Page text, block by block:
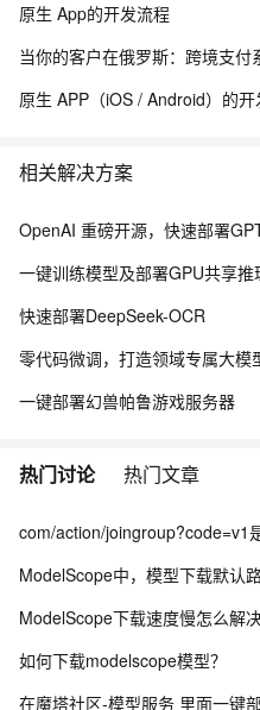
原生 App的开发流程
原生 APP（iOS / Android）的
相关解决方案
OpenAI 重磅开源，快速部署
一键训练模型及部署GPU共享推
快速部署DeepSeek-OCR
零代码微调，打造领域专属大模
一键部署幻兽帕鲁游戏服务器
热门讨论 热门文章
com/action/joingroup?code=v1
ModelScope中，模型下载默认
ModelScope下载速度慢怎么解决
如何下载modelscope模型？
在魔塔社区-模型服务 里面一键